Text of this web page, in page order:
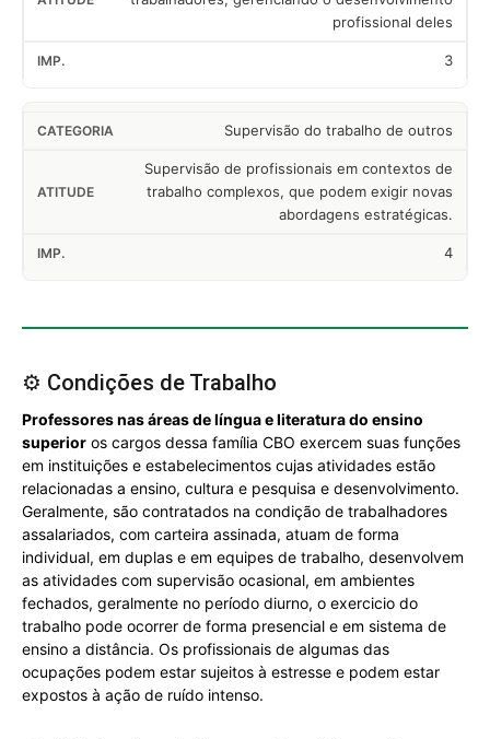
profissional deles
3
Supervisão do trabalho de outros
Supervisão de profissionais em contextos de
trabalho complexos, que podem exigir novas
abordagens estratégicas.
4
⚙️ Condições de Trabalho
Professores nas áreas de língua e literatura do ensino
superior os cargos dessa família CBO exercem suas funções
em instituições e estabelecimentos cujas atividades estão
relacionadas a ensino, cultura e pesquisa e desenvolvimento.
Geralmente, são contratados na condição de trabalhadores
assalariados, com carteira assinada, atuam de forma
individual, em duplas e em equipes de trabalho, desenvolvem
as atividades com supervisão ocasional, em ambientes
fechados, geralmente no período diurno, o exercicio do
trabalho pode ocorrer de forma presencial e em sistema de
ensino a distância. Os profissionais de algumas das
ocupações podem estar sujeitos à estresse e podem estar
expostos à ação de ruído intenso.